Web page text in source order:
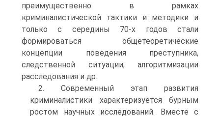
преимущественно в рамках
криминалистической тактики и методики и
только с середины 70-х годов стали
формироваться общетеоретические
концепции поведения преступника,
следственной ситуации, алгоритмизации
расследования и др.
2. Современный этап развития
криминалистики характеризуется бурным
ростом научных исследований. Вместе с